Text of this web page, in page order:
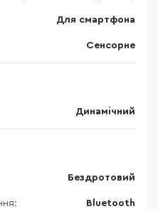
Для смартфона
Сенсорне
Динамічний
Бездротовий
Bluetooth